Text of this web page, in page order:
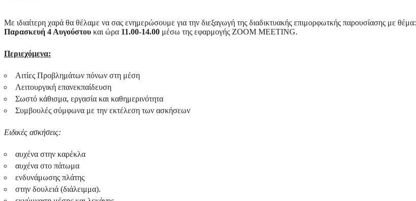
Με ιδιαίτερη χαρά θα θέλαμε να σας ενημερώσουμε για την διεξαγωγή της διαδικτυακής επιμορφωτκής παρουσίασης με θέμα:
Παρασκευή 4 Αυγούστου και ώρα 11.00-14.00 μέσω της εφαρμογής ZOOM MEETING.
Περιεχόμενα:
Αιτίες Προβλημάτων πόνων στη μέση
Λειτουργική επανεκπαίδευση
Σωστό κάθισμα, εργασία και καθημερινότητα
Συμβουλές σύμφωνα με την εκτέλεση των ασκήσεων
Ειδικές ασκήσεις:
αυχένα στην καρέκλα
αυχένα στο πάτωμα
ενδυνάμωσης πλάτης
στην δουλειά (διάλειμμα).